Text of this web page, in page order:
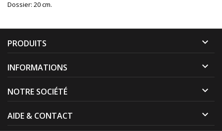
Dossier: 20 cm.
PRODUITS 
INFORMATIONS 
NOTRE SOCIÉTÉ 
AIDE & CONTACT 